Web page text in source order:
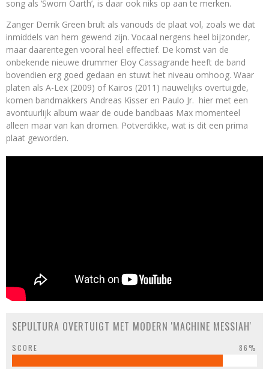
song als ‘Sworn Oarth’, is daar ook niks op aan te merken.
Zanger Derrik Green brult als vanouds de plaat vol, zoals we dat
inmiddels van hem gewend zijn. Vocaal nergens heel bijzonder,
maar daarentegen vooral heel effectief. De komst van de
onbekende nieuwe drummer Eloy Cassagrande heeft de band
bovendien erg goed gedaan en stuwt het niveau omhoog. Waar
platen als A-Lex (2009) of Kairos (2011) nauwelijks overtuigde,
komen bandmakkers Andreas Kisser en Paulo Jr. hier met een
avontuurlijk album waar de oude bandbaas Max momenteel
alleen maar van kan dromen. Potverdikke, wat is dit een prima
plaat geworden.
SEPULTURA OVERTUIGT MET MODERN 'MACHINE MESSIAH'
SCORE 86%